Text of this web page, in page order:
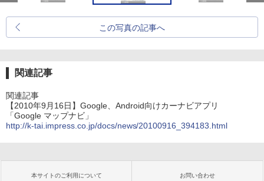
この写真の記事へ
関連記事
関連記事
【2010年9月16日】Google、Android向けカーナビアプリ
「Google マップナビ」
http://k-tai.impress.co.jp/docs/news/20100916_394183.html
本サイトのご利用について お問い合わせ